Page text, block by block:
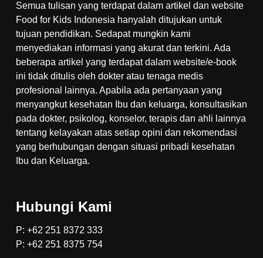
Semua tulisan yang terdapat dalam artikel dan website
Food for Kids Indonesia hanyalah ditujukan untuk
tujuan pendidikan. Sedapat mungkin kami
menyediakan informasi yang akurat dan terkini. Ada
beberapa artikel yang terdapat dalam website/e-book
ini tidak ditulis oleh dokter atau tenaga medis
profesional lainnya. Apabila ada pertanyaan yang
menyangkut kesehatan Ibu dan keluarga, konsultasikan
pada dokter, psikolog, konselor, terapis dan ahli lainnya
tentang kelayakan atas setiap opini dan rekomendasi
yang berhubungan dengan situasi pribadi kesehatan
Ibu dan Keluarga.
Hubungi Kami
P: +62 251 8372 333
P: +62 251 8375 754